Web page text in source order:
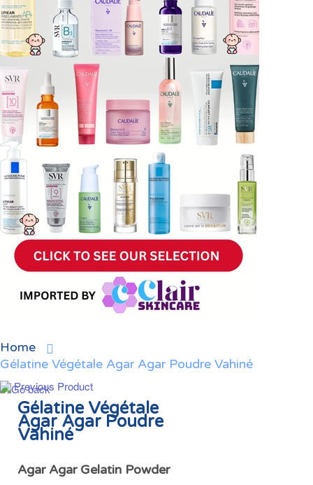
Home
Gélatine Végétale Agar Agar Poudre Vahiné
Previous Product
Gélatine Végétale
Agar Agar Poudre
Vahiné
Agar Agar Gelatin Powder